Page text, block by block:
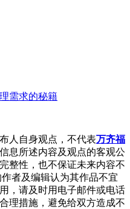
需求的秘籍
人自身观点，不代表万齐福
息所述内容及观点的客观公
整性，也不保证未来内容不
者及编辑认为其作品不宜
，请及时用电子邮件或电话
理措施，避免给双方造成不